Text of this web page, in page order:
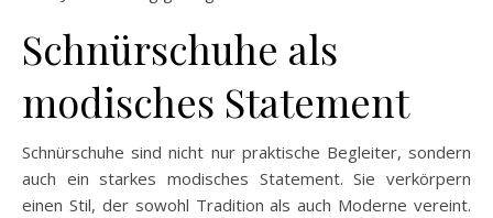
Schnürschuhe als
modisches Statement
Schnürschuhe sind nicht nur praktische Begleiter, sondern
auch ein starkes modisches Statement. Sie verkörpern
einen Stil, der sowohl Tradition als auch Moderne vereint.